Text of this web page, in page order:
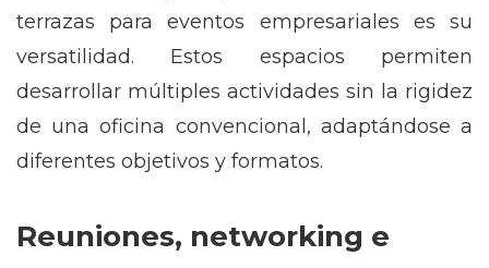
terrazas para eventos empresariales es su
versatilidad. Estos espacios permiten
desarrollar múltiples actividades sin la rigidez
de una oficina convencional, adaptándose a
diferentes objetivos y formatos.
Reuniones, networking e